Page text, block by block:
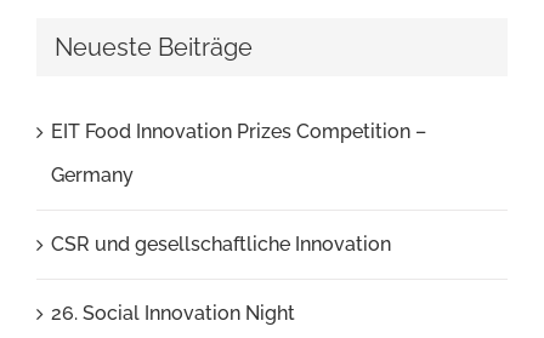
Neueste Beiträge
EIT Food Innovation Prizes Competition –
Germany
CSR und gesellschaftliche Innovation
26. Social Innovation Night